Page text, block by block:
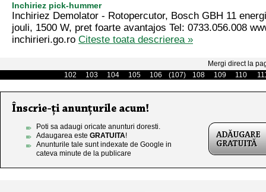
Inchiriez pick-hummer
Inchiriez Demolator - Rotopercutor, Bosch GBH 11
jouli, 1500 W, pret foarte avantajos Tel: 0733.056.008
inchirieri.go.ro Citeste toata descrierea »
Mergi direct la
102
103 104 105 106 (107) 108 109 110
Poti sa adaugi oricate anunturi doresti.
Adaugarea este GRATUITA!
Anunturile tale sunt indexate de Google in
cateva minute de la publicare